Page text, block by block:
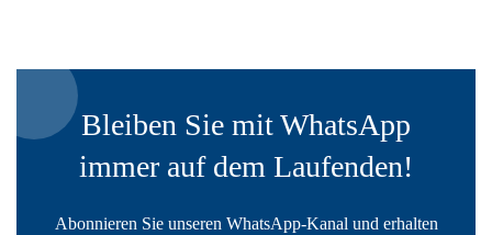
Bleiben Sie mit WhatsApp
immer auf dem Laufenden!
Abonnieren Sie unseren WhatsApp-Kanal und erhalten